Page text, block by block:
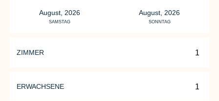
August, 2026
SAMSTAG
August, 2026
SONNTAG
ZIMMER
ERWACHSENE